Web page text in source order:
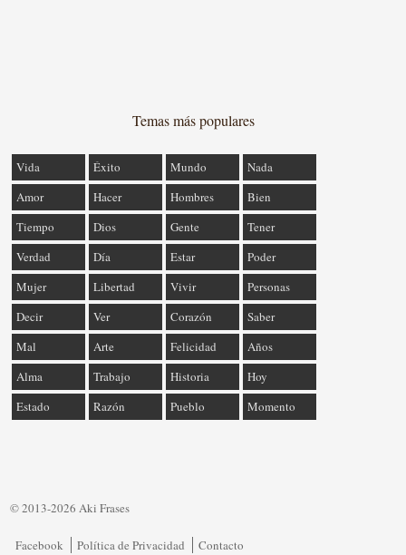
Temas más populares
Vida Éxito Mundo
Nada
Amor
Hacer Hombres
Bien
Tiempo
Dios Gente
Tener
Verdad
Día Estar
Poder
Mujer
Libertad Vivir
Personas
Decir
Ver Corazón
Saber
Mal
Arte Felicidad
Años
Alma
Trabajo Historia
Hoy
Estado
Razón Pueblo Momento
© 2013-2026 Aki Frases
Facebook Política de Privacidad Contacto